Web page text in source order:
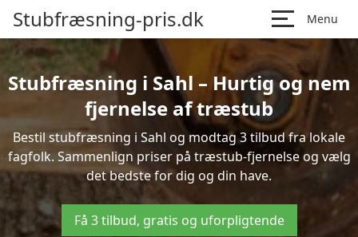
Stubfræsning-pris.dk Menu
Stubfræsning i Sahl – Hurtig og nem
fjernelse af træstub
Bestil stubfræsning i Sahl og modtag 3 tilbud fra lokale
fagfolk. Sammenlign priser på træstub-fjernelse og vælg
det bedste for dig og din have.
Få 3 tilbud, gratis og uforpligtende